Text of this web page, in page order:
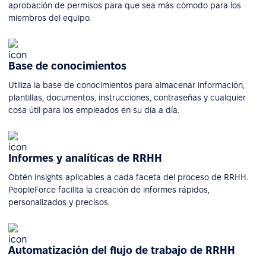
aprobación de permisos para que sea más cómodo para los
miembros del equipo.
Base de conocimientos
Utiliza la base de conocimientos para almacenar información,
plantillas, documentos, instrucciones, contraseñas y cualquier
cosa útil para los empleados en su día a día.
Informes y analíticas de RRHH
Obtén insights aplicables a cada faceta del proceso de RRHH.
PeopleForce facilita la creación de informes rápidos,
personalizados y precisos.
Automatización del flujo de trabajo de RRHH